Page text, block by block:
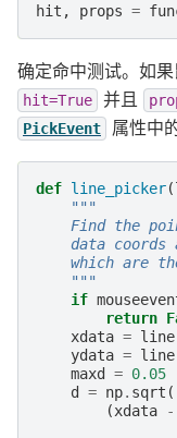
hit , props =
确定命中测试。如
hit=True 并且
PickEvent 属性中
def line_picker(
"""
Find the
data coords
which are
    """
if
return
xdata = line
ydata = line
maxd
= 0.05
d
= np. sqrt (
(xdata -